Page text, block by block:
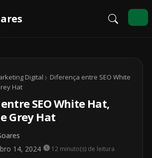
Digital
Diferença entre SEO White
Hat
SEO White Hat,
Grey Hat
14, 2024
12 minuto(s) de leitura